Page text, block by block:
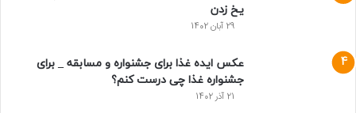
یخ زدن
29 آبان 1402
عکس ایده غذا برای جشنواره و مسابقه _ برای
جشنواره غذا چی درست کنم؟
21 آذر 1402